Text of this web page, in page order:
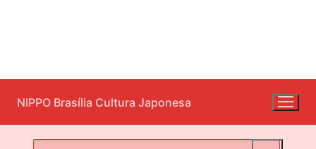
para
o
conteúdo
NIPPO Brasília Cultura Japonesa